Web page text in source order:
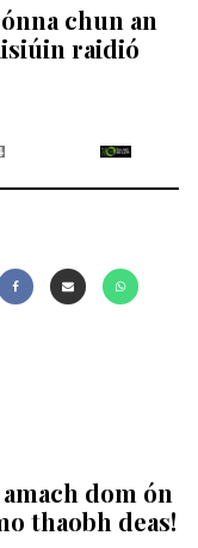
chun an
raidió
dom ón
thaobh deas!